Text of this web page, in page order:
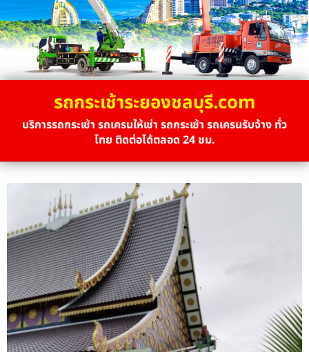
รถกระเช้าระยองชลบุรี.com
บริการรถกระเช้า รถเครนให้เช่า รถกระเช้า รถเครนรับจ้าง ทั่ว
ไทย ติดต่อได้ตลอด 24 ชม.